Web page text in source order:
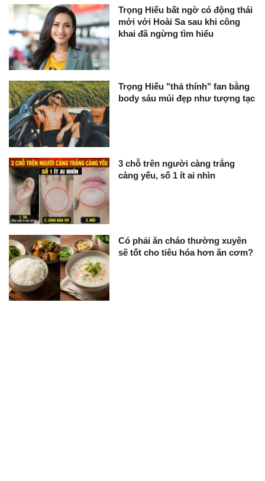
Trọng Hiếu bất ngờ có động thái
mới với Hoài Sa sau khi công
khai đã ngừng tìm hiểu
Trọng Hiếu "thả thính" fan bằng
body sáu múi đẹp như tượng tạc
3 chỗ trên người càng trắng
càng yếu, số 1 ít ai nhìn
Có phải ăn cháo thường xuyên
sẽ tốt cho tiêu hóa hơn ăn cơm?